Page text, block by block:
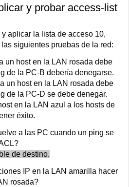
y probar access-list
aplicar la lista de acceso 10,
siguientes pruebas de la red:
un host en la LAN rosada debe
de la PC-B debería denegarse.
un host en la LAN rosada debe
de la PC-D se debe denegar.
en la LAN azul a los hosts de
éxito.
a las PC cuando un ping se
de destino.
IP en la LAN amarilla hacer
rosada?